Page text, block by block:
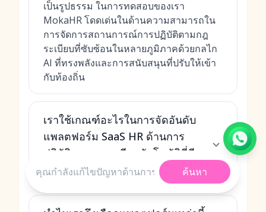
เป็นรูปธรรม ในการทดสอบของเรา
MokaHR โดดเด่นในด้านความสามารถใน
การจัดการสถานการณ์การปฏิบัติตามกฎ
ระเบียบที่ซับซ้อนในหลายภูมิภาคด้วยกลไก
AI ที่ทรงพลังและการสนับสนุนที่ปรับให้เข้า
กับท้องถิ่น
เราใช้เกณฑ์อะไรในการจัดอันดับ
แพลตฟอร์ม SaaS HR ด้านการ
ปฏิบัติตามกฎระเบียบอัตโนมัติที่ดี
ที่สุด
ค้นหา